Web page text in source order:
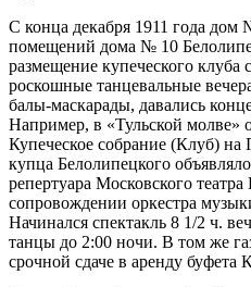
С конца декабря 1911 года
помещений дома № 10
размещение купеческого клуба
роскошные танцевальные
балы-маскарады, давались
Например, в «Тульской молве»
Купеческое собрание (Клуб)
купца Белолипецкого
репертуара Московского
сопровождении оркестра
Начинался спектакль 8 1/2 ч.
танцы до 2:00 ночи. В том же
срочной сдаче в аренду буфета